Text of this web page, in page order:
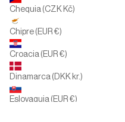
Chequia (CZK Kč)
Chipre (EUR €)
Croacia (EUR €)
Dinamarca (DKK kr.)
Eslovaquia (EUR €)